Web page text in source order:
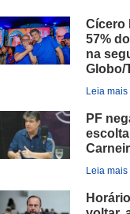
Cícero
57%
na
Globo/
Leia mais
PF
Leia mais